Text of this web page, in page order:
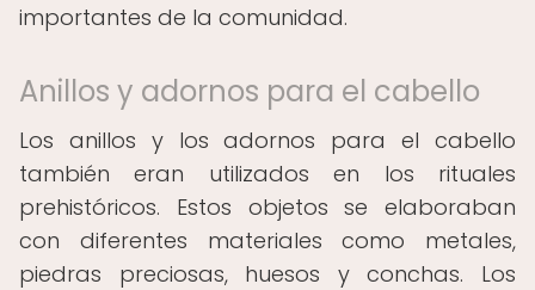
importantes de la comunidad.
Anillos y adornos para el cabello
Los anillos y los adornos para el cabello
también eran utilizados en los rituales
prehistóricos. Estos objetos se elaboraban
con diferentes materiales como metales,
piedras preciosas, huesos y conchas. Los